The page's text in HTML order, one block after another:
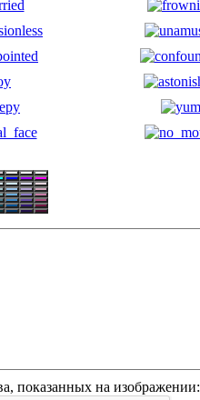
показанных на изображении: